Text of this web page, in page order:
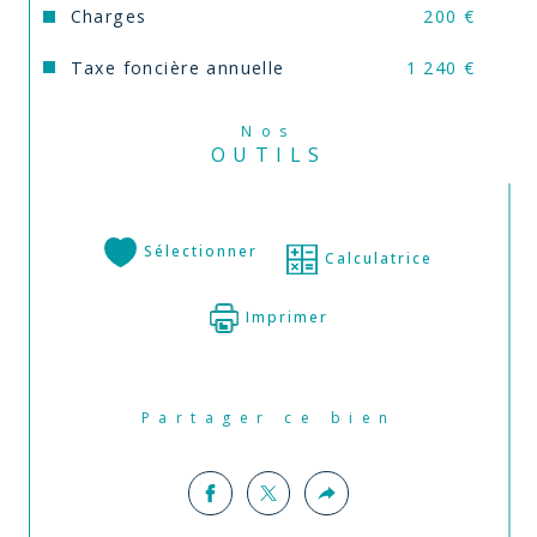
Charges 200 €
Taxe foncière annuelle 1 240 €
Nos
OUTILS
Sélectionner Calculatrice
Imprimer
Partager ce bien